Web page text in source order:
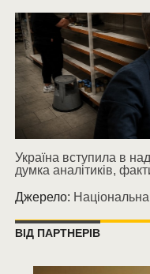
Україна вступила в
думка аналітиків,
Джерело:
ВІД ПАРТНЕРІВ